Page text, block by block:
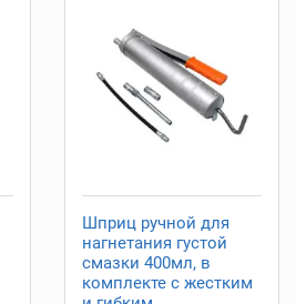
Шприц ручной для
нагнетания густой
смазки 400мл, в
комплекте с жестким